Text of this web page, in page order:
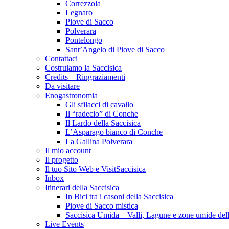
Correzzola
Legnaro
Piove di Sacco
Polverara
Pontelongo
Sant’Angelo di Piove di Sacco
Contattaci
Costruiamo la Saccisica
Credits – Ringraziamenti
Da visitare
Enogastronomia
Gli sfilacci di cavallo
Il “radecio” di Conche
Il Lardo della Saccisica
L’Asparago bianco di Conche
La Gallina Polverara
Il mio account
Il progetto
Il tuo Sito Web e VisitSaccisica
Inbox
Itinerari della Saccisica
In Bici tra i casoni della Saccisica
Piove di Sacco mistica
Saccisica Umida – Valli, Lagune e zone umide
Live Events